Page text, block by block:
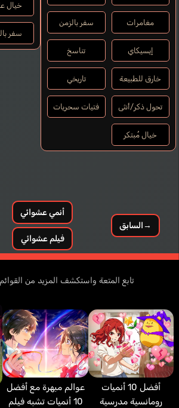
مغامرات سفر بالزمن
إيسيكاي تناسخ
خارق للطبيعة تاريخي
تحول ذكر/أنثى فتيات سحريات
خيال مُبتكر
خيال
سفر
→السابق
أنمي عشوائي
فيلم عشوائي
تابع المتعة واستكشف المزيد من القوائم
أفضل 10 أنميات
رومانسية مدرسية
عوالم مبهرة مع أفضل
10 أنميات تشبه فيلم